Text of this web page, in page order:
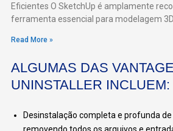
Eficientes O SketchUp é amplamente
ferramenta essencial para modelagem
Read More »
ALGUMAS DAS
UNINSTALLER INCLUEM:
Desinstalação completa e profunda